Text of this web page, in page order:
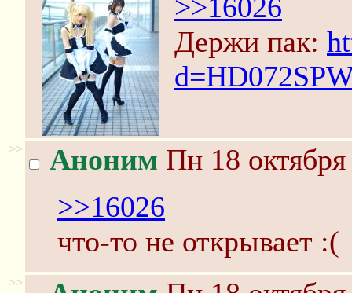
>>16026
Держи пак:
>> Аноним Пн 18
>>16026
что-то не открывает :(
>>